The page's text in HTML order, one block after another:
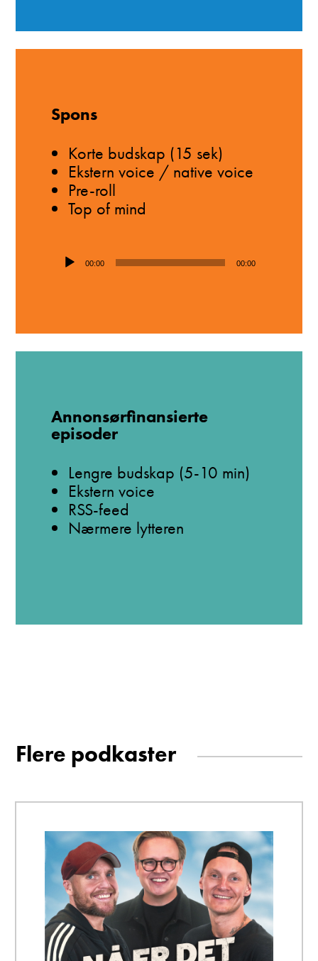
Spons
Korte budskap (15 sek)
Ekstern voice / native voice
Pre-roll
Top of mind
00:00 00:00
Annonsørfinansierte
episoder
Lengre budskap (5-10 min)
Ekstern voice
RSS-feed
Nærmere lytteren
Flere podkaster